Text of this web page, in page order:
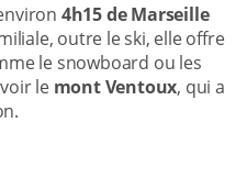
4h15 de Marseille
outre le ski, elle offre
le snowboard ou les
le mont Ventoux, qui a